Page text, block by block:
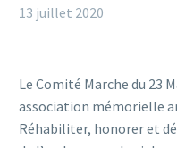
13 juillet 2020
Le Comité Marche du 23
association mémorielle
Réhabiliter, honorer et